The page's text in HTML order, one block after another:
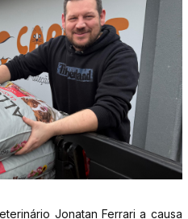
Jonatan Ferrari a causa